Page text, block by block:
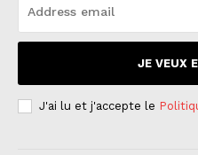
JE VEUX
J'ai lu et j'accepte le